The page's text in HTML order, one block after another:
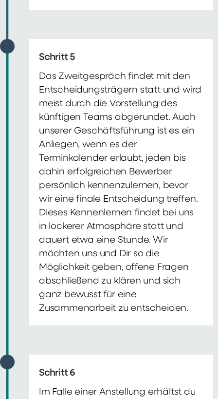
Schritt 5
Das Zweitgespräch findet mit den
Entscheidungsträgern statt und wird
meist durch die Vorstellung des
künftigen Teams abgerundet. Auch
unserer Geschäftsführung ist es ein
Anliegen, wenn es der
Terminkalender erlaubt, jeden bis
dahin erfolgreichen Bewerber
persönlich kennenzulernen, bevor
wir eine finale Entscheidung treffen.
Dieses Kennenlernen findet bei uns
in lockerer Atmosphäre statt und
dauert etwa eine Stunde. Wir
möchten uns und Dir so die
Möglichkeit geben, offene Fragen
abschließend zu klären und sich
ganz bewusst für eine
Zusammenarbeit zu entscheiden.
Schritt 6
Im Falle einer Anstellung erhältst du